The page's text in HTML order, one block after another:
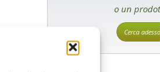
o un
Cerca adesso